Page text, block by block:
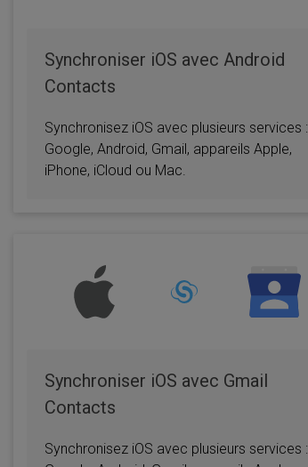
Synchroniser iOS avec Android
Contacts
Synchronisez iOS avec plusieurs services :
Google, Android, Gmail, appareils Apple,
iPhone, iCloud ou Mac.
Synchroniser iOS avec Gmail
Contacts
Synchronisez iOS avec plusieurs services :